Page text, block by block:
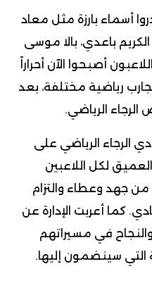
أسماء بارزة مثل معاد
باعدي، بالا موسى
أصبحوا الآن أحراراً
رياضية مختلفة، بعد
الرياضي.
الرجاء الرياضي على
لكل اللاعبين
من جهد وعطاء والتزام
كما أعربت الإدارة عن
في مسيراتهم
التي سينضمون إليها.